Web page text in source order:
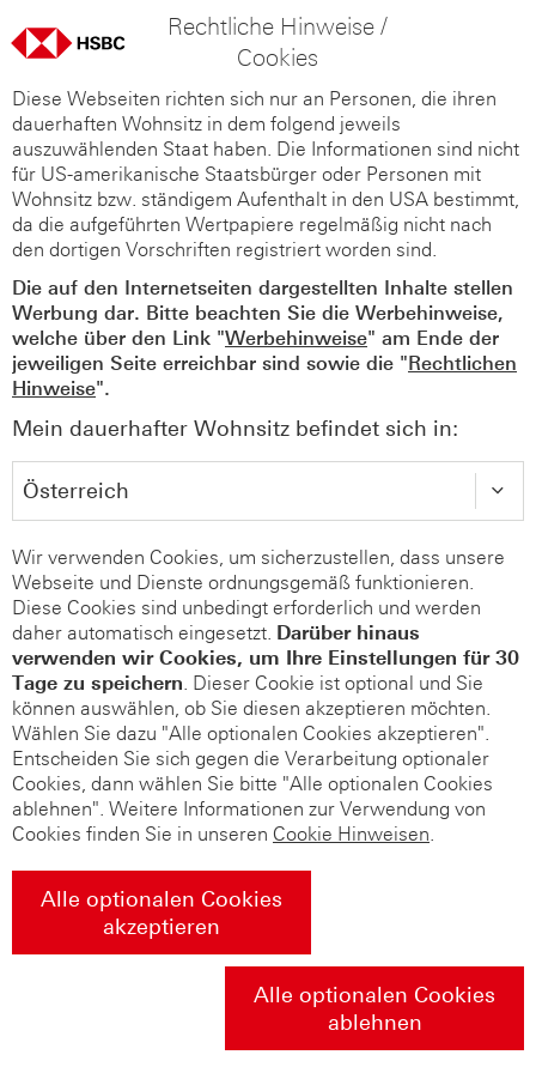
Rechtliche Hinweise /
Cookies
Diese Webseiten richten sich nur an Personen, die ihren
dauerhaften Wohnsitz in dem folgend jeweils
auszuwählenden Staat haben. Die Informationen sind nicht
für US-amerikanische Staatsbürger oder Personen mit
Wohnsitz bzw. ständigem Aufenthalt in den USA bestimmt,
da die aufgeführten Wertpapiere regelmäßig nicht nach
den dortigen Vorschriften registriert worden sind.
Die auf den Internetseiten dargestellten Inhalte stellen
Werbung dar. Bitte beachten Sie die Werbehinweise,
welche über den Link "Werbehinweise" am Ende der
jeweiligen Seite erreichbar sind sowie die "Rechtlichen
Hinweise".
Mein dauerhafter Wohnsitz befindet sich in:
Wir verwenden Cookies, um sicherzustellen, dass unsere
Webseite und Dienste ordnungsgemäß funktionieren.
Diese Cookies sind unbedingt erforderlich und werden
daher automatisch eingesetzt. Darüber hinaus
verwenden wir Cookies, um Ihre Einstellungen für 30
Tage zu speichern. Dieser Cookie ist optional und Sie
können auswählen, ob Sie diesen akzeptieren möchten.
Wählen Sie dazu "Alle optionalen Cookies akzeptieren".
Entscheiden Sie sich gegen die Verarbeitung optionaler
Cookies, dann wählen Sie bitte "Alle optionalen Cookies
ablehnen". Weitere Informationen zur Verwendung von
Cookies finden Sie in unseren Cookie Hinweisen.
Alle optionalen Cookies
akzeptieren
Alle optionalen Cookies
ablehnen